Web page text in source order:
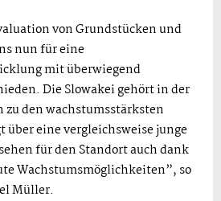
von Grundstücken und
nun für eine
mit überwiegend
Die Slowakei gehört in der
zu den wachstumsstärksten
über eine vergleichsweise junge
für den Standort auch dank
Wachstumsmöglichkeiten”, so
Müller.